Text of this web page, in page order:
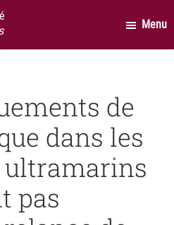
Menu
de
dans les
pas